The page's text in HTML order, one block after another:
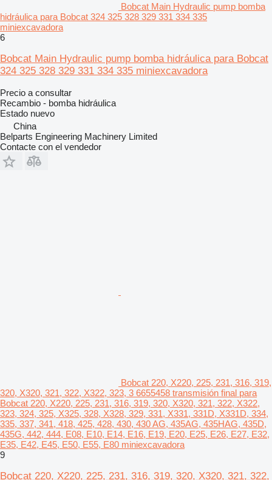
Bobcat Main Hydraulic pump bomba
hidráulica para Bobcat 324 325 328 329 331 334 335
miniexcavadora
6
Bobcat Main Hydraulic pump bomba hidráulica para Bobcat
324 325 328 329 331 334 335 miniexcavadora
Precio a consultar
Recambio - bomba hidráulica
Estado nuevo
China
Belparts Engineering Machinery Limited
Contacte con el vendedor
Bobcat 220, X220, 225, 231, 316, 319,
320, X320, 321, 322, X322, 323, 3 6655458 transmisión final para
Bobcat 220, X220, 225, 231, 316, 319, 320, X320, 321, 322, X322,
323, 324, 325, X325, 328, X328, 329, 331, X331, 331D, X331D, 334,
335, 337, 341, 418, 425, 428, 430, 430 AG, 435AG, 435HAG, 435D,
435G, 442, 444, E08, E10, E14, E16, E19, E20, E25, E26, E27, E32,
E35, E42, E45, E50, E55, E80 miniexcavadora
9
Bobcat 220, X220, 225, 231, 316, 319, 320, X320, 321, 322,